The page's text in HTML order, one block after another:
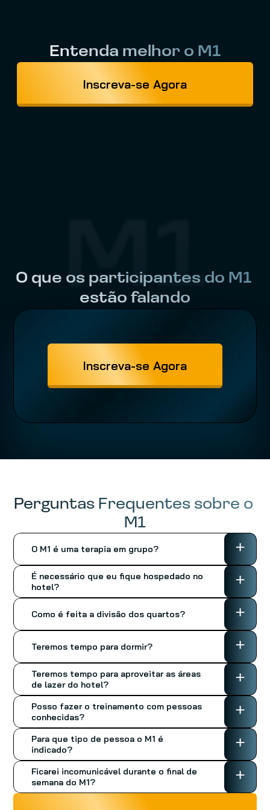
Entenda melhor o M1
Inscreva-se Agora
O que os participantes do M1
estão falando
M1
Inscreva-se Agora
Perguntas Frequentes sobre o
M1
O M1 é uma terapia em grupo? +
É necessário que eu fique hospedado no
hotel?
+
Como é feita a divisão dos quartos? +
Teremos tempo para dormir? +
Teremos tempo para aproveitar as áreas
de lazer do hotel?
+
Posso fazer o treinamento com pessoas
conhecidas?
+
Para que tipo de pessoa o M1 é
indicado?
+
Ficarei incomunicável durante o final de
semana do M1?
+